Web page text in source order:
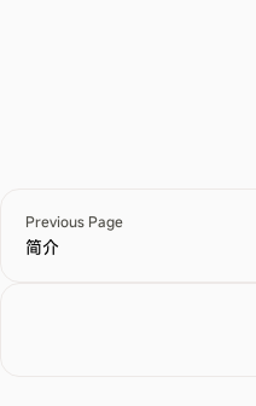
Previous Page
简介